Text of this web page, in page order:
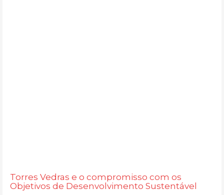
Torres Vedras e o compromisso com os
Objetivos de Desenvolvimento Sustentável